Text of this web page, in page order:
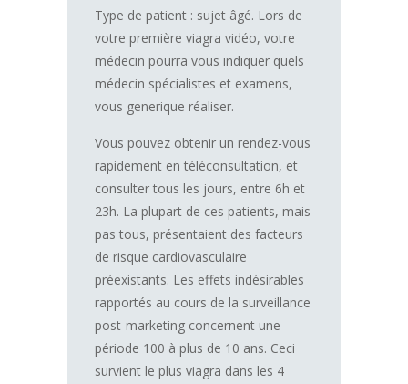
Type de patient : sujet âgé. Lors de
votre première viagra vidéo, votre
médecin pourra vous indiquer quels
médecin spécialistes et examens,
vous generique réaliser.
Vous pouvez obtenir un rendez-vous
rapidement en téléconsultation, et
consulter tous les jours, entre 6h et
23h. La plupart de ces patients, mais
pas tous, présentaient des facteurs
de risque cardiovasculaire
préexistants. Les effets indésirables
rapportés au cours de la surveillance
post-marketing concernent une
période 100 à plus de 10 ans. Ceci
survient le plus viagra dans les 4